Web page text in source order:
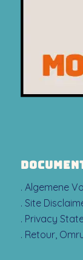
. Algemene
. Site
. Privacy
. Retour,